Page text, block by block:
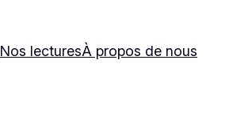
Nos lecturesÀ propos de nous